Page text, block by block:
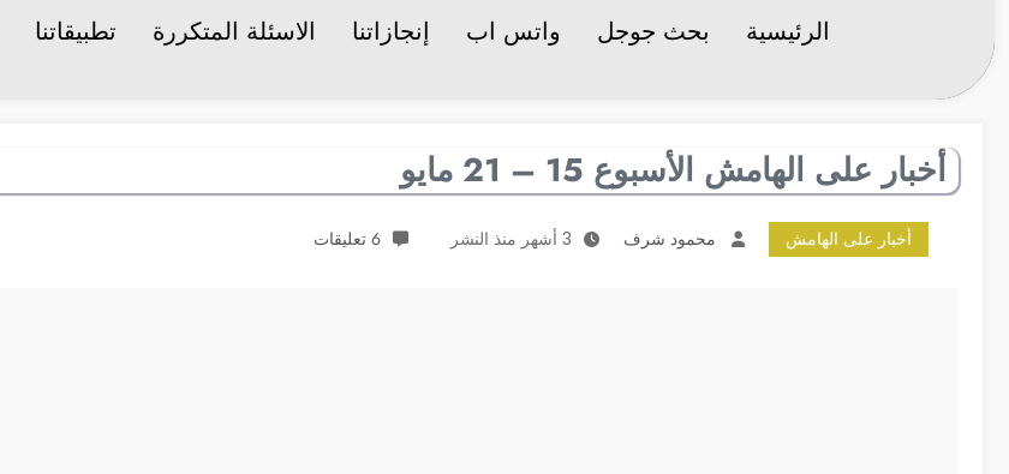
الرئيسية بحث جوجل واتس اب إنجازاتنا الاسئلة المتكررة تطبيقاتنا
أخبار على الهامش الأسبوع 15 – 21 مايو
أخبار على الهامش محمود شرف 3 أشهر منذ النشر 6 تعليقات